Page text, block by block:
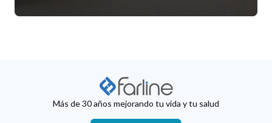
Más de 30 años mejorando tu vida y tu salud